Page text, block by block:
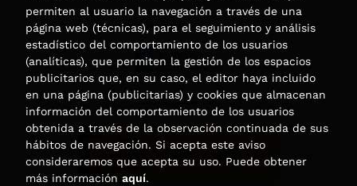
permiten al usuario la navegación a través de una
página web (técnicas), para el seguimiento y análisis
estadístico del comportamiento de los usuarios
(analíticas), que permiten la gestión de los espacios
publicitarios que, en su caso, el editor haya incluido
en una página (publicitarias) y cookies que almacenan
información del comportamiento de los usuarios
obtenida a través de la observación continuada de sus
hábitos de navegación. Si acepta este aviso
consideraremos que acepta su uso. Puede obtener
más información aquí.